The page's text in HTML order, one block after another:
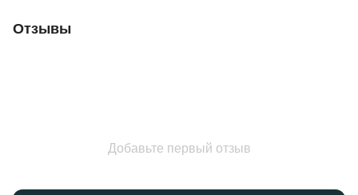
Отзывы
Добавьте первый отзыв